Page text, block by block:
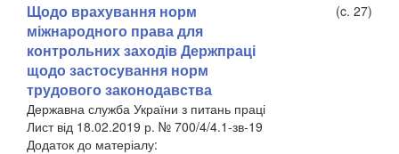
Щодо врахування норм
міжнародного права для
контрольних заходів Держпраці
щодо застосування норм
трудового законодавства
(c. 27)
Державна служба України з питань праці
Лист від 18.02.2019 р. № 700/4/4.1-зв-19
Додаток до матеріалу: